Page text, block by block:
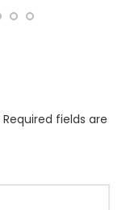
Required fields are